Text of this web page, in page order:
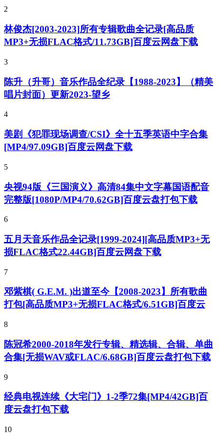
2
林俊杰[2003-2023]所有专辑歌曲全记录[高品质
MP3+无损FLAC格式/11.73GB]百度云网盘下载
3
陈升（升哥）音乐作品全纪录【1988-2023】（精美
唱片封面）更新2023-望乡
4
美剧《犯罪现场调查/CSI》全十五季英语中字合集
[MP4/97.09GB]百度云网盘下载
5
央视94版《三国演义》高清84集中文字幕国语配音
完整版[1080P/MP4/70.62GB]百度云盘打包下载
6
五月天音乐作品全记录[1999-2024][高品质MP3+无
损FLAC格式22.44GB]百度云网盘下载
7
邓紫棋( G.E.M. )出道至今【2008-2023】所有歌曲
打包[高品质MP3+无损FLAC格式/6.51GB]百度云
8
陈冠希2000-2018年发行专辑、精选辑、合辑、单曲
合集[无损WAV或FLAC/6.68GB]百度云盘打包下载
9
经典电视连续《大宅门》1-2季72集[MP4/42GB]百
度云盘打包下载
10